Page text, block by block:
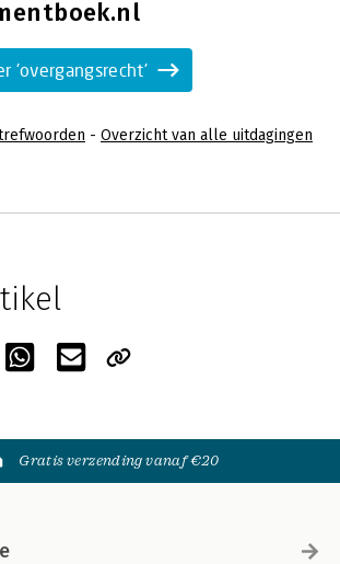
'overgangsrecht'
- Overzicht van alle uitdagingen
Gratis verzending vanaf €20